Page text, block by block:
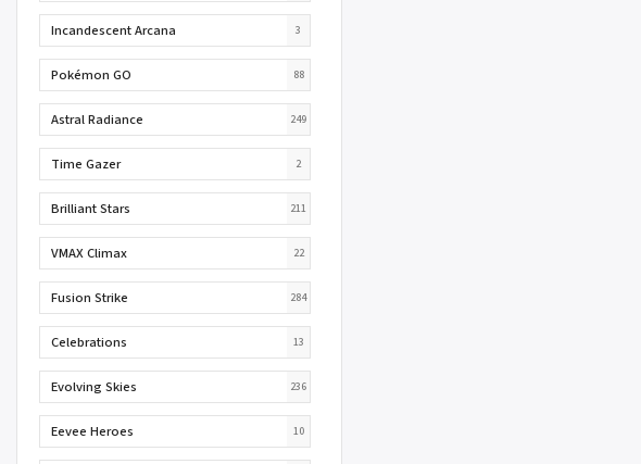
Incandescent Arcana 3
Pokémon GO 88
Astral Radiance 249
Time Gazer 2
Brilliant Stars 211
VMAX Climax 22
Fusion Strike 284
Celebrations 13
Evolving Skies 236
Eevee Heroes 10